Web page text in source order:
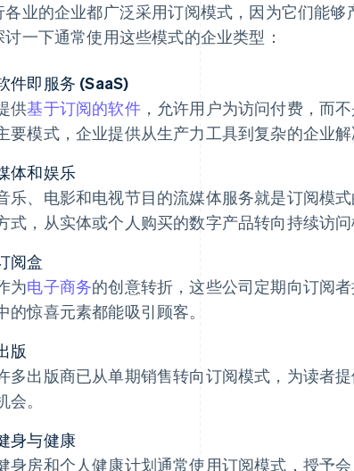
各业的企业都广泛采用订阅模式，因为它们能
讨一下通常使用这些模式的企业类型：
件即服务 (SaaS)
供基于订阅的软件，允许用户为访问付费，而
要模式，企业提供从生产力工具到复杂的企业解
体和娱乐
乐、电影和电视节目的流媒体服务就是订阅模
式，从实体或个人购买的数字产品转向持续访问
阅盒
为电子商务的创意转折，这些公司定期向订阅
的惊喜元素都能吸引顾客。
版
多出版商已从单期销售转向订阅模式，为读者
会。
身与健康
身房和个人健康计划通常使用订阅模式，授予